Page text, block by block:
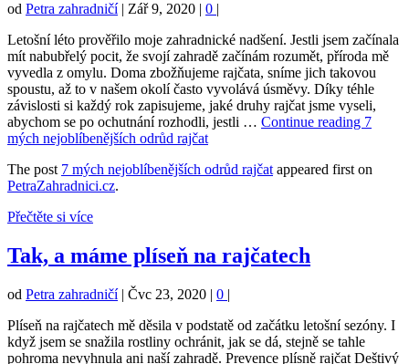
od Petra zahradničí| Zář 9, 2020 | 0 |
Letošní léto prověřilo moje zahradnické nadšení. Jestli jsem začínala
mít nabubřelý pocit, že svojí zahradě začínám rozumět, příroda mě
vyvedla z omylu. Doma zbožňujeme rajčata, sníme jich takovou
spoustu, až to v našem okolí často vyvolává úsměvy. Díky téhle
závislosti si každý rok zapisujeme, jaké druhy rajčat jsme vyseli,
abychom se po ochutnání rozhodli, jestli … Continue reading 7
mých nejoblíbenějších odrůd rajčat
The post 7 mých nejoblíbenějších odrůd rajčat appeared first on
PetraZahradnici.cz.
Přečtěte si více
Tak, a máme plíseň na rajčatech
od Petra zahradničí| Čvc 23, 2020 | 0 |
Plíseň na rajčatech mě děsila v podstatě od začátku letošní sezóny. I
když jsem se snažila rostliny ochránit, jak se dá, stejně se tahle
pohroma nevyhnula ani naší zahradě. Prevence plísně rajčat Deštivý